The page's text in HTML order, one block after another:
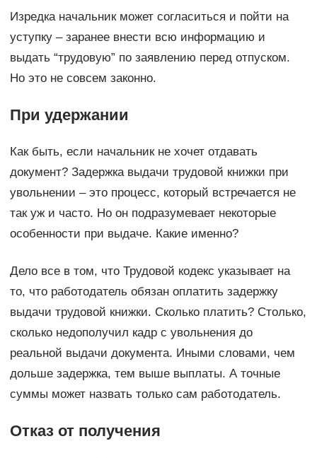
Изредка начальник может согласиться и пойти на
уступку – заранее внести всю информацию и
выдать “трудовую” по заявлению перед отпуском.
Но это не совсем законно.
При удержании
Как быть, если начальник не хочет отдавать
документ? Задержка выдачи трудовой книжки при
увольнении – это процесс, который встречается не
так уж и часто. Но он подразумевает некоторые
особенности при выдаче. Какие именно?
Дело все в том, что Трудовой кодекс указывает на
то, что работодатель обязан оплатить задержку
выдачи трудовой книжки. Сколько платить? Столько,
сколько недополучил кадр с увольнения до
реальной выдачи документа. Иными словами, чем
дольше задержка, тем выше выплаты. А точные
суммы может назвать только сам работодатель.
Отказ от получения